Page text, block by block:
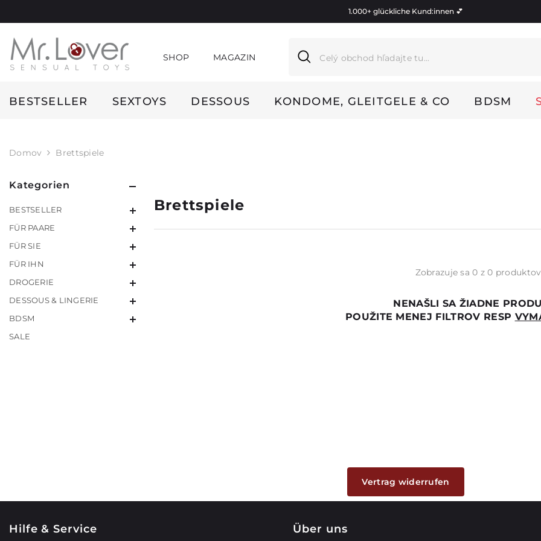
1.000+ glückliche Kund:innen 💕
SHOP MAGAZIN
BESTSELLER SEXTOYS DESSOUS KONDOME, GLEITGELE & CO BDSM
Domov Brettspiele
Kategorien
BESTSELLER
FÜR PAARE
FÜR SIE
FÜR IHN
DROGERIE
DESSOUS & LINGERIE
BDSM
SALE
Brettspiele
Zobrazuje sa 0 z 0 produktov
NENAŠLI SA ŽIADNE
POUŽITE MENEJ FILTROV RESP
Vertrag widerrufen
Hilfe & Service Über uns